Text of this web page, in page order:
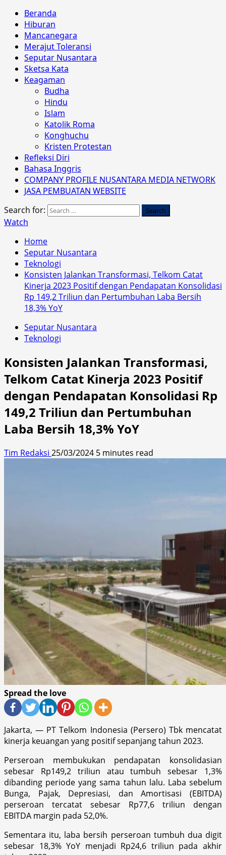
Beranda
Hiburan
Mancanegara
Merajut Toleransi
Seputar Nusantara
Sketsa Kata
Keagaman
Budha
Hindu
Islam
Katolik Roma
Konghuchu
Kristen Protestan
Refleksi Diri
Bahasa Inggris
COMPANY PROFILE NUSANTARA MEDIA NETWORK
JASA PEMBUATAN WEBSITE
Search for:
Watch
Home
Seputar Nusantara
Teknologi
Konsisten Jalankan Transformasi, Telkom Catat
Kinerja 2023 Positif dengan Pendapatan Konsolidasi
Rp 149,2 Triliun dan Pertumbuhan Laba Bersih
18,3% YoY
Seputar Nusantara
Teknologi
Konsisten Jalankan Transformasi,
Telkom Catat Kinerja 2023 Positif
dengan Pendapatan Konsolidasi Rp
149,2 Triliun dan Pertumbuhan
Laba Bersih 18,3% YoY
Tim Redaksi 25/03/2024 5 minutes read
Spread the love
Jakarta, — PT Telkom Indonesia (Persero) Tbk mencatat
kinerja keuangan yang positif sepanjang tahun 2023.
Perseroan membukukan pendapatan konsolidasian
sebesar Rp149,2 triliun atau tumbuh sebesar 1,3%
dibanding periode yang sama tahun lalu. Laba sebelum
Bunga, Pajak, Depresiasi, dan Amortisasi (EBITDA)
perseroan tercatat sebesar Rp77,6 triliun dengan
EBITDA margin pada 52,0%.
Sementara itu, laba bersih perseroan tumbuh dua digit
sebesar 18,3% YoY menjadi Rp24,6 triliun pada akhir